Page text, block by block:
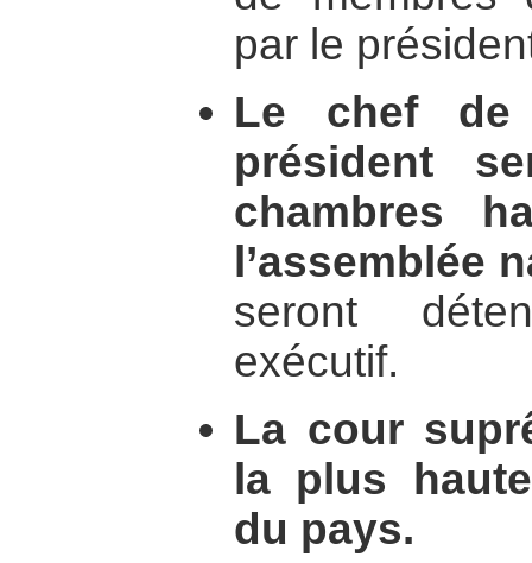
par le
Le chef de
président
chambres
l’assemblée
seront
exécutif.
La cour
la plus
du pays.